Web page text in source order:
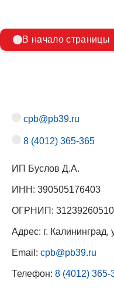
В начало страницы
cpb@pb39.ru
8 (4012) 365-365
ИП Буслов Д.А.
ИНН: 390505176403
ОГРНИП:
Адрес: г. Калининград,
Email: cpb@pb39.ru
Телефон: 8 (4012) 365-